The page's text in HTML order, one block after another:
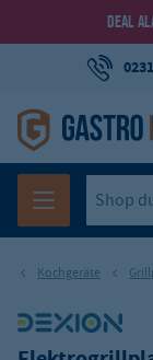
DEAL
Kochgeräte